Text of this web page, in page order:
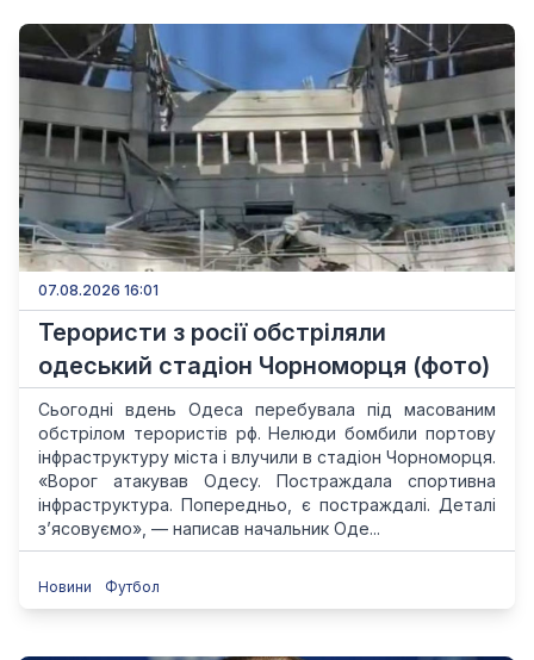
07.08.2026 16:01
Терористи з росії обстріляли
одеський стадіон Чорноморця (фото)
Сьогодні вдень Одеса перебувала під масованим
обстрілом терористів рф. Нелюди бомбили портову
інфраструктуру міста і влучили в стадіон Чорноморця.
«Ворог атакував Одесу. Постраждала спортивна
інфраструктура. Попередньо, є постраждалі. Деталі
зʼясовуємо», — написав начальник Оде...
Новини Футбол